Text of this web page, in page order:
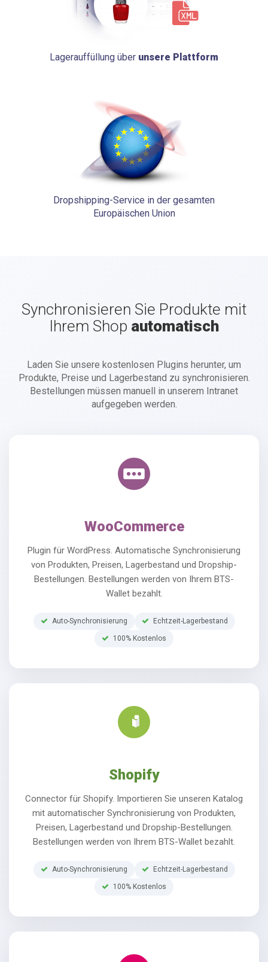
Lagerauffüllung über unsere Plattform
Dropshipping-Service in der gesamten
Europäischen Union
Synchronisieren Sie Produkte mit
Ihrem Shop automatisch
Laden Sie unsere kostenlosen Plugins herunter, um
Produkte, Preise und Lagerbestand zu synchronisieren.
Bestellungen müssen manuell in unserem Intranet
aufgegeben werden.
WooCommerce
Plugin für WordPress. Automatische Synchronisierung
von Produkten, Preisen, Lagerbestand und Dropship-
Bestellungen. Bestellungen werden von Ihrem BTS-
Wallet bezahlt.
Auto-Synchronisierung Echtzeit-Lagerbestand
100% Kostenlos
Shopify
Connector für Shopify. Importieren Sie unseren Katalog
mit automatischer Synchronisierung von Produkten,
Preisen, Lagerbestand und Dropship-Bestellungen.
Bestellungen werden von Ihrem BTS-Wallet bezahlt.
Auto-Synchronisierung Echtzeit-Lagerbestand
100% Kostenlos